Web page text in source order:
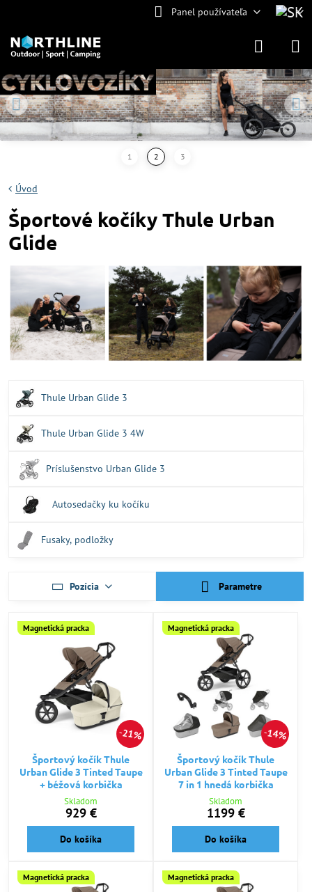
Panel používateľa
Úvod
Športové kočíky Thule Urban
Glide
Thule Urban Glide 3
Thule Urban Glide 3 4W
Príslušenstvo Urban Glide 3
Autosedačky ku kočíku
Fusaky, podložky
Pozícia Parametre
21%
Magnetická pracka
Športový kočík Thule
Urban Glide 3 Tinted Taupe
+ béžová korbička
Skladom
929 €
Do košíka
14%
Magnetická pracka
Športový kočík Thule
Urban Glide 3 Tinted Taupe
7 in 1 hnedá korbička
Skladom
1199 €
Do košíka
Magnetická pracka Magnetická pracka